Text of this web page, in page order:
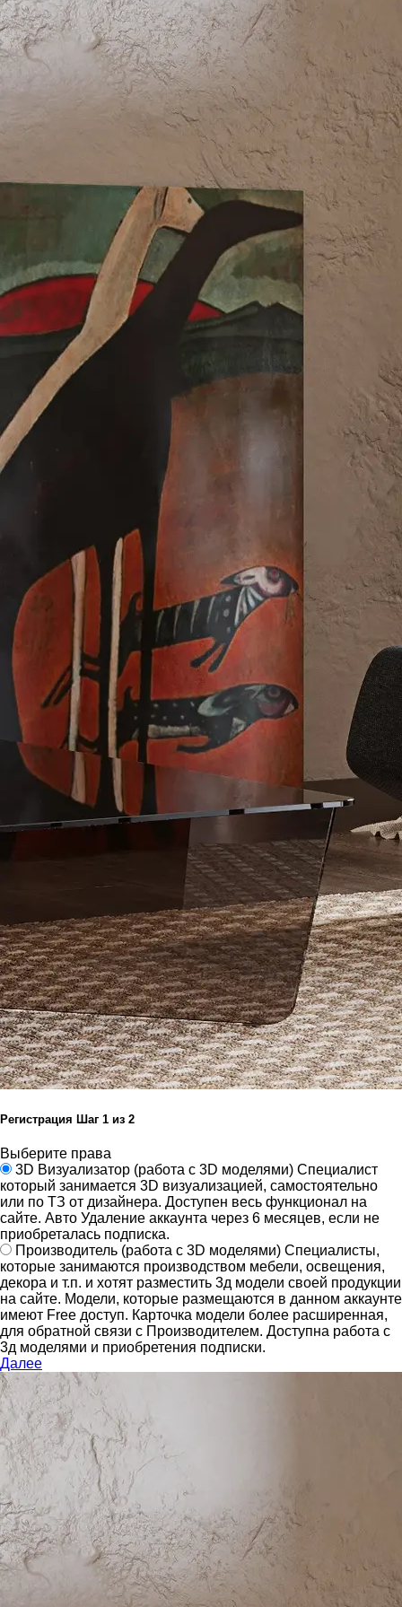
Регистрация Шаг 1 из 2
Выберите права
3D Визуализатор (работа с 3D моделями) Специалист
который занимается 3D визуализацией, самостоятельно
или по ТЗ от дизайнера. Доступен весь функционал на
сайте. Авто Удаление аккаунта через 6 месяцев, если не
приобреталась подписка.
Производитель (работа с 3D моделями) Специалисты,
которые занимаются производством мебели, освещения,
декора и т.п. и хотят разместить 3д модели своей продукции
на сайте. Модели, которые размещаются в данном аккаунте
имеют Free доступ. Карточка модели более расширенная,
для обратной связи с Производителем. Доступна работа с
3д моделями и приобретения подписки.
Далее